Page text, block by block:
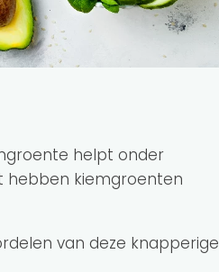
helpt onder
hebben kiemgroenten
van deze knapperige